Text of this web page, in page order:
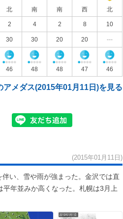
北 南 南 西 北
2 4 2 8 10
30 30 20 20 ---
46 48 48 47 46
アメダス(2015年01月11日)を見る
(2015年01月11日)
い、雪や雨が強まった。金沢では直
年並みか高くなった。札幌は3月上